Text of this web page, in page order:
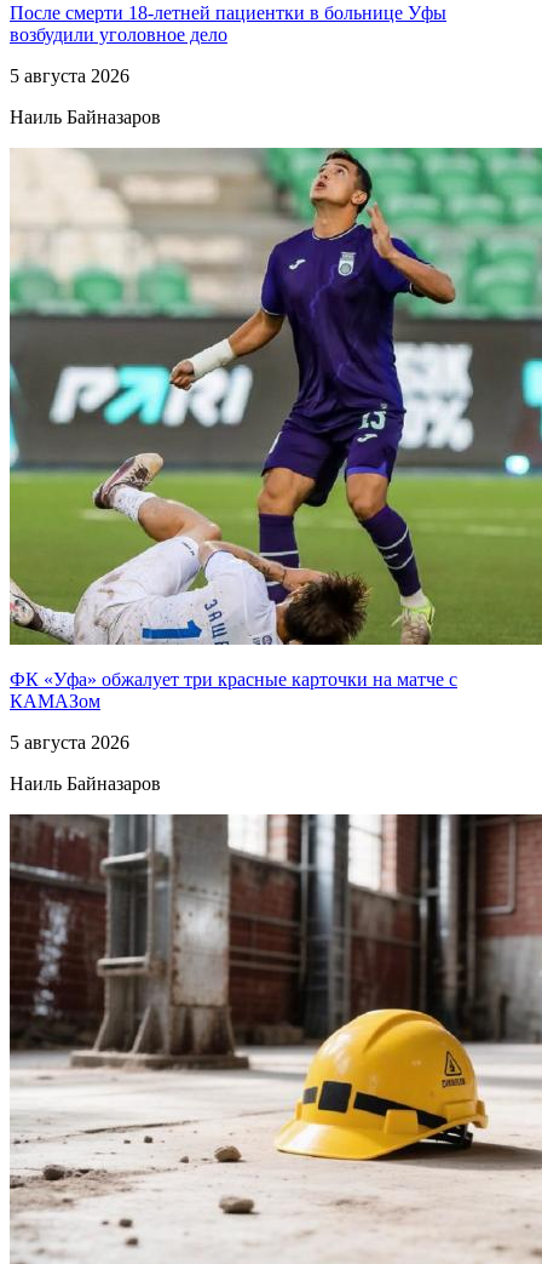
После смерти 18-летней пациентки в больнице Уфы
возбудили уголовное дело
5 августа 2026
Наиль Байназаров
ФК «Уфа» обжалует три красные карточки на матче с
КАМАЗом
5 августа 2026
Наиль Байназаров